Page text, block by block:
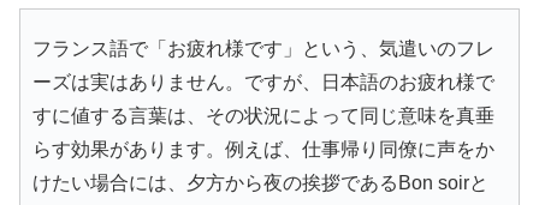
フランス語で「お疲れ様です」という、気遣いのフレ
ーズは実はありません。ですが、日本語のお疲れ様で
すに値する言葉は、その状況によって同じ意味を真垂
らす効果があります。例えば、仕事帰り同僚に声をか
けたい場合には、夕方から夜の挨拶であるBon soirと